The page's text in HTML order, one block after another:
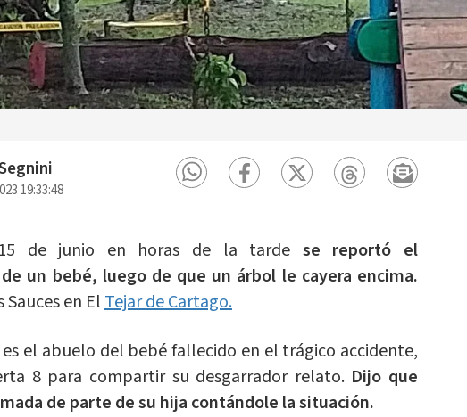
19:33:48
de junio en horas de la tarde se reportó el
un bebé, luego de que un árbol le cayera encima.
Sauces en ElTejar de Cartago.
es el abuelo del bebé fallecido en el trágico accidente,
8 para compartir su desgarrador relato. Dijo que
de parte de su hija contándole la situación.